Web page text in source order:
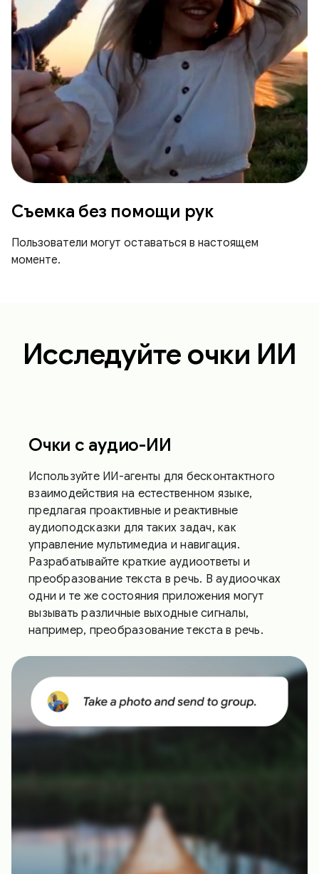
Съемка без помощи рук
Пользователи могут оставаться в настоящем
моменте.
Исследуйте очки ИИ
Очки с аудио-ИИ
Используйте ИИ-агенты для бесконтактного
взаимодействия на естественном языке,
предлагая проактивные и реактивные
аудиоподсказки для таких задач, как
управление мультимедиа и навигация.
Разрабатывайте краткие аудиоответы и
преобразование текста в речь. В аудиоочках
одни и те же состояния приложения могут
вызывать различные выходные сигналы,
например, преобразование текста в речь.